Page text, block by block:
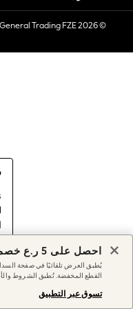
Sets & Outfits
Linen Collection
Holiday Shop
Travel Styles
Linen Collection
Tops & T-Shirts
Ups & Kaftans
Sandals
Swimwear
احصل على 5 ر.ع خصم على أول طلب عبر التطبيق
القطع المخفضة. تُطبق الشروط
تسوق عبر التطبيق